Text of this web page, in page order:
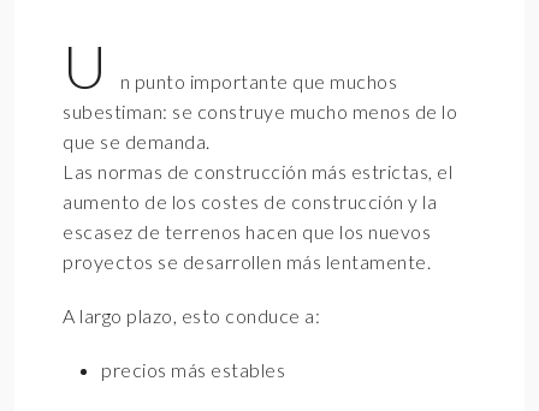
U
n punto importante que muchos
subestiman: se construye mucho menos de lo
que se demanda.
Las normas de construcción más estrictas, el
aumento de los costes de construcción y la
escasez de terrenos hacen que los nuevos
proyectos se desarrollen más lentamente.
A largo plazo, esto conduce a:
precios más estables